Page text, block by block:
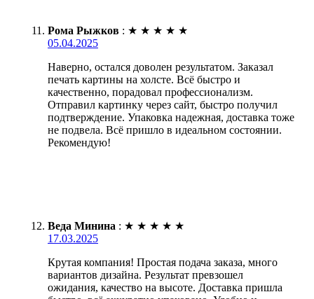
Рома Рыжков : ★ ★ ★ ★ ★
05.04.2025
Наверно, остался доволен результатом. Заказал
печать картины на холсте. Всё быстро и
качественно, порадовал профессионализм.
Отправил картинку через сайт, быстро получил
подтверждение. Упаковка надежная, доставка тоже
не подвела. Всё пришло в идеальном состоянии.
Рекомендую!
Веда Минина : ★ ★ ★ ★ ★
17.03.2025
Крутая компания! Простая подача заказа, много
вариантов дизайна. Результат превзошел
ожидания, качество на высоте. Доставка пришла